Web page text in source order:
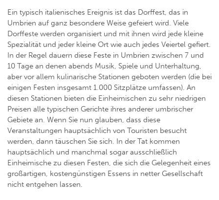
Ein typisch italienisches Ereignis ist das Dorffest, das in
Umbrien auf ganz besondere Weise gefeiert wird. Viele
Dorffeste werden organisiert und mit ihnen wird jede kleine
Spezialität und jeder kleine Ort wie auch jedes Veiertel gefiert.
In der Regel dauern diese Feste in Umbrien zwischen 7 und
10 Tage an denen abends Musik, Spiele und Unterhaltung,
aber vor allem kulinarische Stationen geboten werden (die bei
einigen Festen insgesamt 1.000 Sitzplätze umfassen). An
diesen Stationen bieten die Einheimischen zu sehr niedrigen
Preisen alle typischen Gerichte ihres anderer umbrischer
Gebiete an. Wenn Sie nun glauben, dass diese
Veranstaltungen hauptsächlich von Touristen besucht
werden, dann täuschen Sie sich. In der Tat kommen
hauptsächlich und manchmal sogar ausschließlich
Einheimische zu diesen Festen, die sich die Gelegenheit eines
großartigen, kostengünstigen Essens in netter Gesellschaft
nicht entgehen lassen.